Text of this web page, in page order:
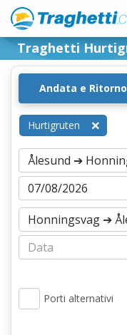
Traghetti
Andata e Ritorno
Hurtigruten
Porti alternativi